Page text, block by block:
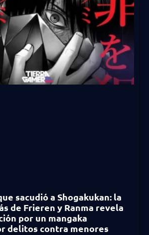
sacudió a Shogakukan: la
de Frieren y Ranma revela
por un mangaka
delitos contra menores